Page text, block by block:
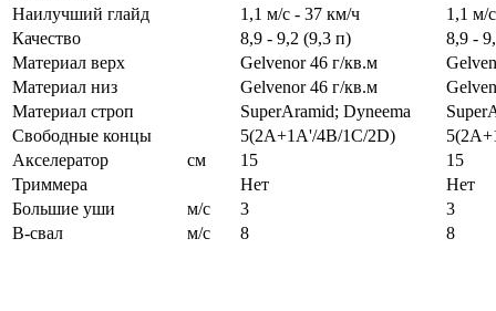
Наилучший глайд
1,1 м/с - 37 км/ч
1,1 м/
Качество
8,9 - 9,2 (9,3 п)
8,9 -
Материал верх
Gelvenor 46 г/кв.м
Материал низ
Gelvenor 46 г/кв.м
Материал строп
SuperAramid; Dyneema
Свободные концы
5(2A+1A'/4B/1C/2D)
Акселератор
см 15
15
Триммера
Нет
Нет
Большие уши
м/с 3
3
B-свал
м/с 8 8